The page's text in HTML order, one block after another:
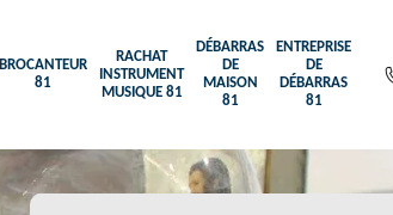
BROCANTEUR
81
RACHAT
INSTRUMENT
MUSIQUE 81
DÉBARRAS
DE
MAISON
81
ENTREPRISE
DE
DÉBARRAS
81